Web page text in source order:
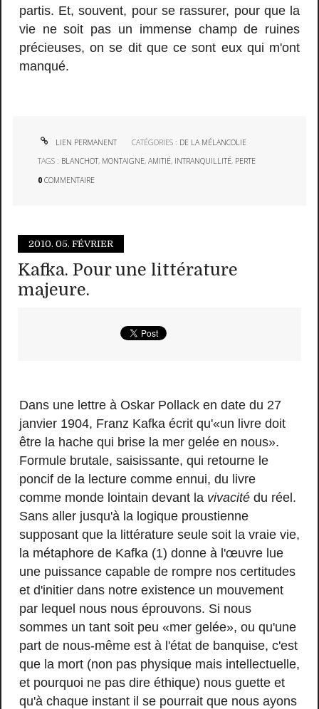
partis. Et, souvent, pour se rassurer, pour que la
vie ne soit pas un immense champ de ruines
précieuses, on se dit que ce sont eux qui m'ont
manqué.
LIEN PERMANENT CATÉGORIES : DE LA MÉLANCOLIE
TAGS : BLANCHOT, MONTAIGNE,AMITIÉ, INTRANQUILLITÉ, PERTE
0 COMMENTAIRE
2010. 05. FÉVRIER
Kafka. Pour une littérature
majeure.
Dans une lettre à Oskar Pollack en date du 27
janvier 1904, Franz Kafka écrit qu'«un livre doit
être la hache qui brise la mer gelée en nous».
Formule brutale, saisissante, qui retourne le
poncif de la lecture comme ennui, du livre
comme monde lointain devant la vivacitédu réel.
Sans aller jusqu'à la logique proustienne
supposant que la littérature seule soit la vraie vie,
la métaphore de Kafka (1) donne à l'œuvre lue
une puissance capable de rompre nos certitudes
et d'initier dans notre existence un mouvement
par lequel nous nous éprouvons. Si nous
sommes un tant soit peu «mer gelée», ou qu'une
part de nous-même est à l'état de banquise, c'est
que la mort (non pas physique mais intellectuelle,
et pourquoi ne pas dire éthique) nous guette et
qu'à chaque instant il se pourrait que nous ayons